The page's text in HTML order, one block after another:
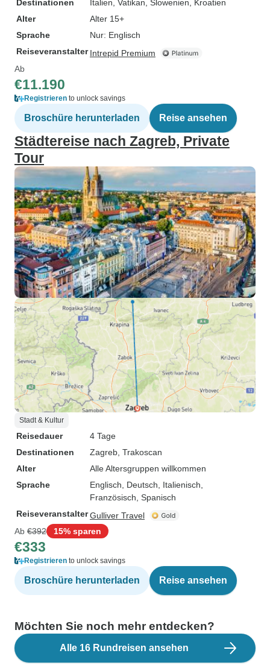
Destinationen
Italien , Vatikan , Slowenien , Kroatien
Alter
Alter 15+
Sprache
Nur: Englisch
Reiseveranstalter Intrepid Premium
Ab
€11.190
Registrieren to unlock savings
Broschüre herunterladen Reise ansehen
Städtereise nach Zagreb, Private
Tour
Stadt & Kultur
Reisedauer
4 Tage
Destinationen
Zagreb , Trakoscan
Alter
Alle Altersgruppen willkommen
Sprache
Englisch, Deutsch, Italienisch,
Französisch, Spanisch
ReiseveranstalterGulliver Travel
Ab €392 15% sparen
€333
Registrieren to unlock savings
Broschüre herunterladen Reise ansehen
Möchten Sie noch mehr entdecken?
Alle 16 Rundreisen ansehen